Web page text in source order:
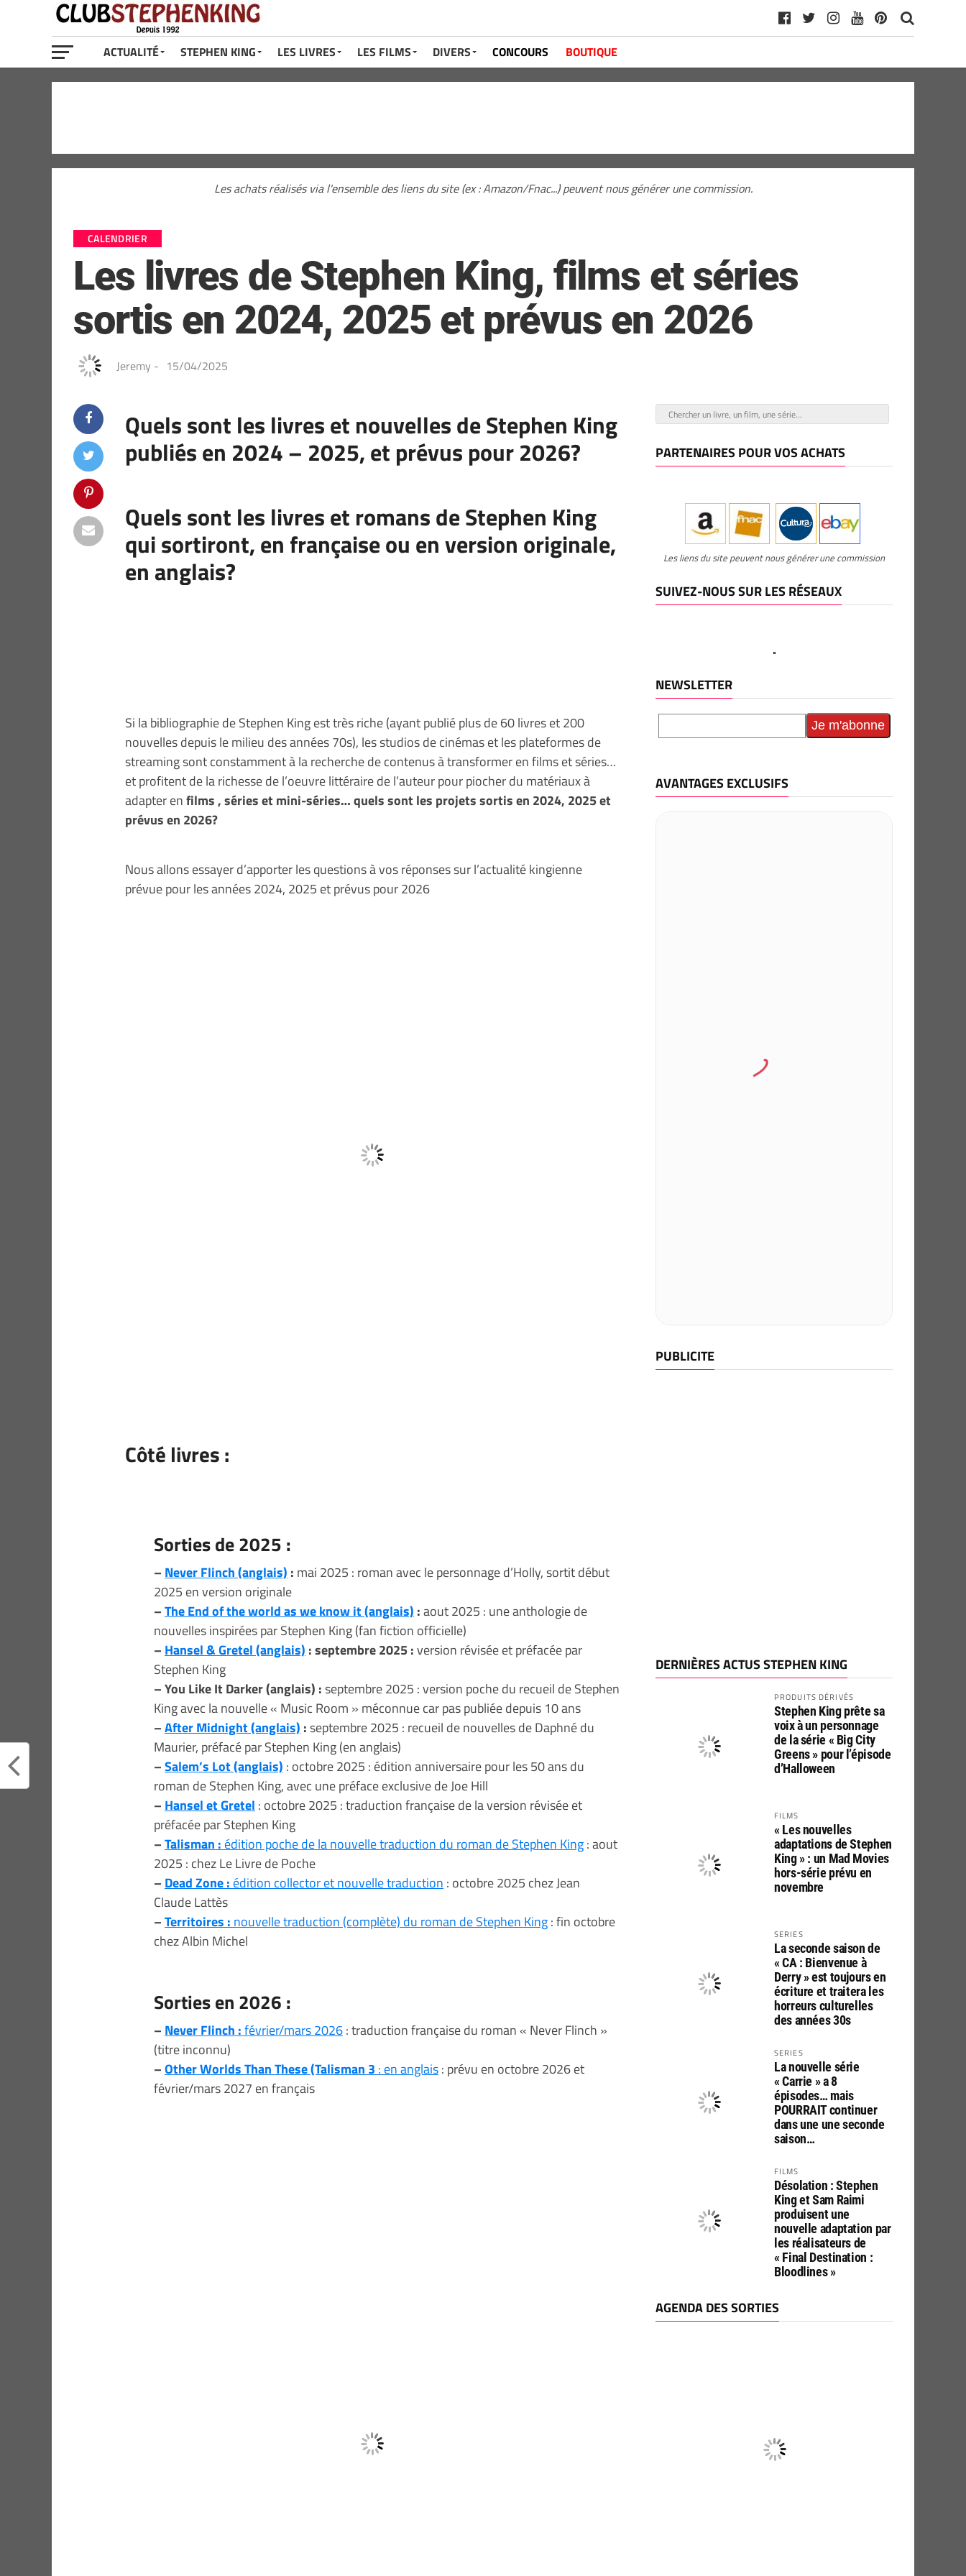
ACTUALITÉ STEPHEN KING LES LIVRES LES FILMS DIVERS CONCOURS BOUTIQUE
Les achats réalisés via l'ensemble des liens du site (ex : Amazon/Fnac...) peuvent nous générer une commission.
CALENDRIER
Les livres de Stephen King, films et séries
sortis en 2024, 2025 et prévus en 2026
Jeremy - 15/04/2025
Quels sont les livres et nouvelles de Stephen King
publiés en 2024 – 2025, et prévus pour 2026?
Quels sont les livres et romans de Stephen King
qui sortiront, en française ou en version originale,
en anglais?
Si la bibliographie de Stephen King est très riche (ayant publié plus de 60 livres et 200
nouvelles depuis le milieu des années 70s), les studios de cinémas et les plateformes de
streaming sont constamment à la recherche de contenus à transformer en films et séries…
et profitent de la richesse de l’oeuvre littéraire de l’auteur pour piocher du matériaux à
adapter enfilms , séries et mini-séries… quels sont les projets sortis en 2024, 2025 et
prévus en 2026?
Nous allons essayer d’apporter les questions à vos réponses sur l’actualité kingienne
prévue pour les années 2024, 2025 et prévus pour 2026
Côté livres :
Sorties de 2025 :
– Never Flinch (anglais) : mai 2025 : roman avec le personnage d’Holly, sortit début
2025 en version originale
–The End of the world as we know it (anglais) :aout 2025 : une anthologie de
nouvelles inspirées par Stephen King (fan fiction officielle)
– Hansel & Gretel (anglais) : septembre 2025 :version révisée et préfacée par
Stephen King
– You Like It Darker (anglais) :septembre 2025 : version poche du recueil de Stephen
King avec la nouvelle « Music Room » méconnue car pas publiée depuis 10 ans
–After Midnight (anglais) :septembre 2025 : recueil de nouvelles de Daphné du
Maurier, préfacé par Stephen King (en anglais)
–Salem’s Lot (anglais) : octobre 2025 : édition anniversaire pour les 50 ans du
roman de Stephen King, avec une préface exclusive de Joe Hill
– Hansel et Gretel : octobre 2025 : traduction française de la version révisée et
préfacée par Stephen King
–Talisman : édition poche de la nouvelle traduction du roman de Stephen King: aout
2025 : chez Le Livre de Poche
– Dead Zone : édition collector et nouvelle traduction : octobre 2025 chez Jean
Claude Lattès
–Territoires : nouvelle traduction (complète) du roman de Stephen King: fin octobre
chez Albin Michel
Sorties en 2026 :
– Never Flinch :février/mars 2026: traduction française du roman « Never Flinch »
(titre inconnu)
–Other Worlds Than These (Talisman 3 : en anglais: prévu en octobre 2026 et
février/mars 2027 en français
PARTENAIRES POUR VOS ACHATS
Les liens du site peuvent nous générer une commission
SUIVEZ-NOUS SUR LES RÉSEAUX
NEWSLETTER
AVANTAGES EXCLUSIFS
PUBLICITE
DERNIÈRES ACTUS STEPHEN KING
PRODUITS DÉRIVÉS
Stephen King prête sa
voix à un personnage
de la série « Big City
Greens » pour l’épisode
d’Halloween
FILMS
« Les nouvelles
adaptations de Stephen
King » : un Mad Movies
hors-série prévu en
novembre
SERIES
La seconde saison de
« CA : Bienvenue à
Derry » est toujours en
écriture et traitera les
horreurs culturelles
des années 30s
SERIES
La nouvelle série
« Carrie » a 8
épisodes… mais
POURRAIT continuer
dans une une seconde
saison…
FILMS
Désolation : Stephen
King et Sam Raimi
produisent une
nouvelle adaptation par
les réalisateurs de
« Final Destination :
Bloodlines »
AGENDA DES SORTIES